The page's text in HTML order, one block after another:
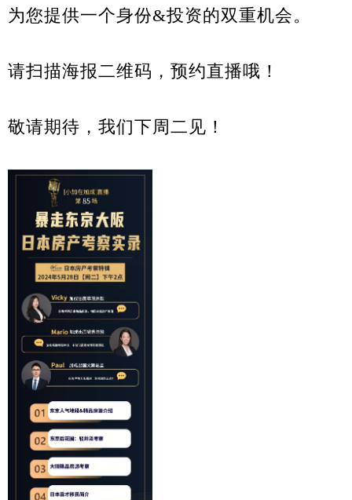
为您提供一个身份&投资的双重机会。
请扫描海报二维码，预约直播哦！
敬请期待，我们下周二见！